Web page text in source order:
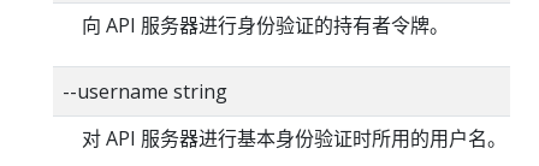
向 API 服务器进行身份验证的持有者令牌。
--username string
对 API 服务器进行基本身份验证时所用的用户名。